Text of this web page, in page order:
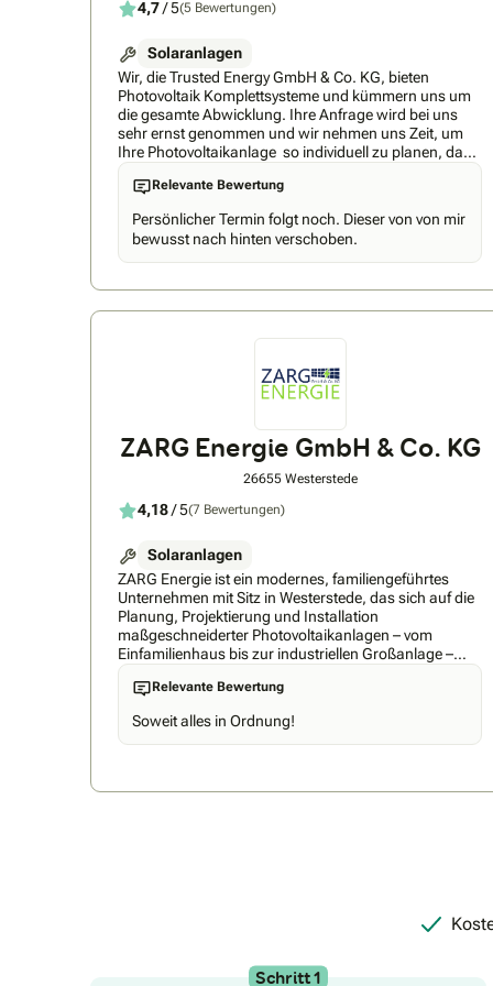
4,7/ 5(5 Bewertungen)
Solaranlagen
Wir, die Trusted Energy GmbH & Co. KG, bieten
Photovoltaik Komplettsysteme und kümmern uns um
die gesamte Abwicklung. Ihre Anfrage wird bei uns
sehr ernst genommen und wir nehmen uns Zeit, um
Ihre Photovoltaikanlage so individuell zu planen, dass
Sie das beste Ergebnis für Ihren Energiebedarf
erzielen. Wir setzen viel Wert auf hochwertige Produkte
Gesamtergebnis zu bieten, mit dem Sie lange Freude
haben und den neusten Stand der Technologie
erhalten. Nehmen Sie unser Rundum-Sorglos-Paket in
Relevante Bewertung
Persönlicher Termin folgt noch. Dieser von von mir
bewusst nach hinten verschoben.
ZARG Energie GmbH & Co. KG
26655 Westerstede
4,18/ 5(7 Bewertungen)
Solaranlagen
ZARG Energie ist ein modernes, familiengeführtes
Unternehmen mit Sitz in Westerstede, das sich auf die
Planung, Projektierung und Installation
maßgeschneiderter Photovoltaikanlagen – vom
Einfamilienhaus bis zur industriellen Großanlage –
spezialisiert hat. Mit eigenen Handwerkerteams,
hoher Fertigungsqualität und persönlicher Beratung
Gespräch bis zur Inbetriebnahme – zuverlässig,
engagiert und zukunftsorientiert.
Relevante Bewertung
Soweit alles in Ordnung!
Schritt 1